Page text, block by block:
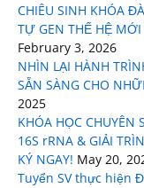
CHIÊU SINH KHÓA
TỰ GEN THẾ HỆ
February 3, 2026
NHÌN LẠI HÀNH
SẴN SÀNG CHO
2025
KHÓA HỌC CHUYÊN
16S rRNA & GIẢI
KÝ NGAY! May 20,
Tuyển SV thực hiện